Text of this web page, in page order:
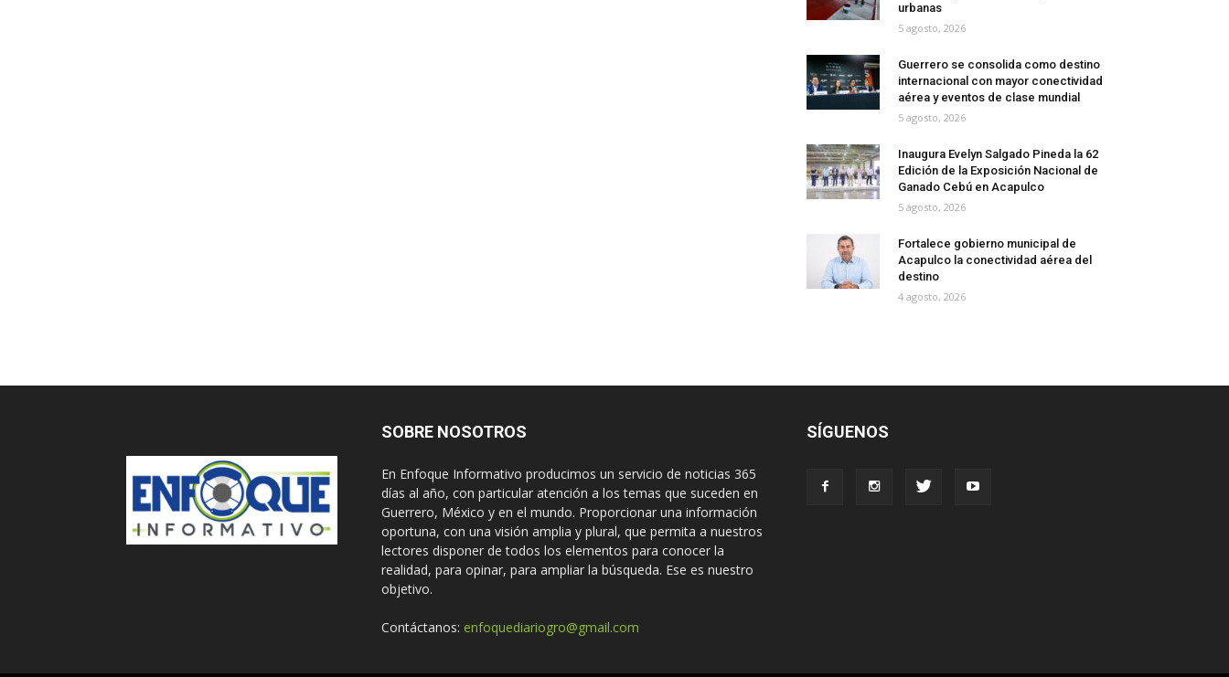
urbanas
5 agosto, 2026
Guerrero se consolida como destino
internacional con mayor conectividad
aérea y eventos de clase mundial
5 agosto, 2026
Inaugura Evelyn Salgado Pineda la 62
Edición de la Exposición Nacional de
Ganado Cebú en Acapulco
5 agosto, 2026
Fortalece gobierno municipal de
Acapulco la conectividad aérea del
destino
4 agosto, 2026
SOBRE NOSOTROS
En Enfoque Informativo producimos un servicio de noticias 365
días al año, con particular atención a los temas que suceden en
Guerrero, México y en el mundo. Proporcionar una información
oportuna, con una visión amplia y plural, que permita a nuestros
lectores disponer de todos los elementos para conocer la
realidad, para opinar, para ampliar la búsqueda. Ese es nuestro
objetivo.
Contáctanos: enfoquediariogro@gmail.com
SÍGUENOS